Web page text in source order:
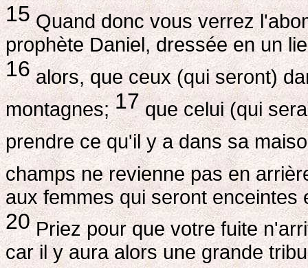
15Quand donc vous verrez
prophète Daniel, dressée en un
16alors, que ceux (qui seront)
montagnes;17 que celui (qui
prendre ce qu'il y a dans sa
champs ne revienne pas en
aux femmes qui seront
20Priez pour que votre fuite
car il y aura alors une grande